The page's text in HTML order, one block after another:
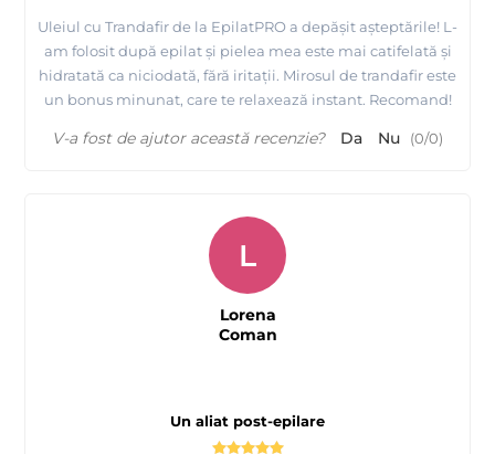
Uleiul cu Trandafir de la EpilatPRO a depășit așteptările! L-
am folosit după epilat și pielea mea este mai catifelată și
hidratată ca niciodată, fără iritații. Mirosul de trandafir este
un bonus minunat, care te relaxează instant. Recomand!
V-a fost de ajutor această recenzie? Da Nu (0/0)
Un aliat post-epilare
L
Lorena
Coman